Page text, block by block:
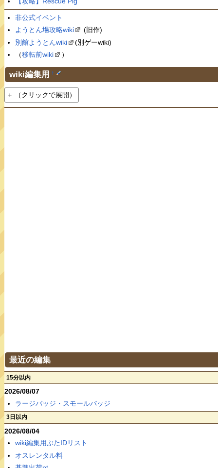
非公式イベント
ようとん場攻略wiki
(旧作)
別館ようとんwiki
(別ゲーwiki)
（移転前wiki ）
wiki編集用 †
（クリックで展開）
最近の編集
15分以内
2026/08/07
ラージバッジ・スモールバッジ
3日以内
2026/08/04
wiki編集用ぶたIDリスト
オスレンタル料